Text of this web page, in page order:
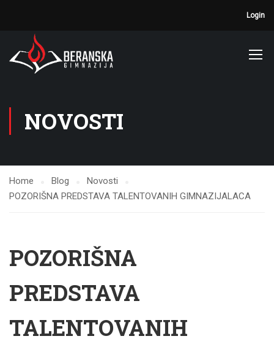
Login
NOVOSTI
Home Blog
Novosti
POZORIŠNA PREDSTAVA TALENTOVANIH GIMNAZIJALACA
POZORIŠNA
PREDSTAVA
TALENTOVANIH